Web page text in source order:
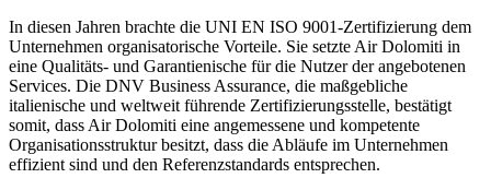
In diesen Jahren brachte die UNI EN ISO 9001-Zertifizierung dem
Unternehmen organisatorische Vorteile. Sie setzte Air Dolomiti in
eine Qualitäts- und Garantienische für die Nutzer der angebotenen
Services. Die DNV Business Assurance, die maßgebliche
italienische und weltweit führende Zertifizierungsstelle, bestätigt
somit, dass Air Dolomiti eine angemessene und kompetente
Organisationsstruktur besitzt, dass die Abläufe im Unternehmen
effizient sind und den Referenzstandards entsprechen.